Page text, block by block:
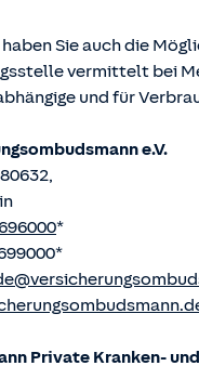
haben Sie auch die
vermittelt bei
und für
e.V.
*
Private Kranken-